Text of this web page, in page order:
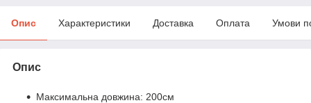
Опис Характеристики Доставка Оплата Умови
Опис
Максимальна довжина: 200см